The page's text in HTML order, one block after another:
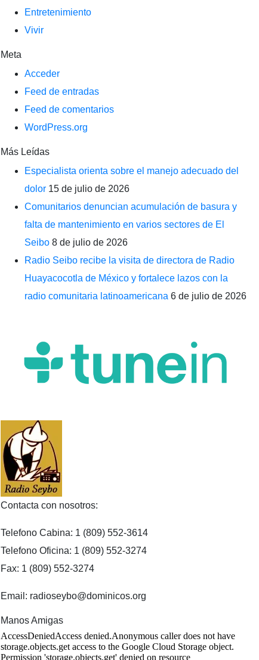
Entretenimiento
Vivir
Meta
Acceder
Feed de entradas
Feed de comentarios
WordPress.org
Más Leídas
Especialista orienta sobre el manejo adecuado del
dolor 15 de julio de 2026
Comunitarios denuncian acumulación de basura y
falta de mantenimiento en varios sectores de El
Seibo 8 de julio de 2026
Radio Seibo recibe la visita de directora de Radio
Huayacocotla de México y fortalece lazos con la
radio comunitaria latinoamericana 6 de julio de 2026
Contacta con nosotros:
Telefono Cabina: 1 (809) 552-3614
Telefono Oficina: 1 (809) 552-3274
Fax: 1 (809) 552-3274
Email: radioseybo@dominicos.org
Manos Amigas